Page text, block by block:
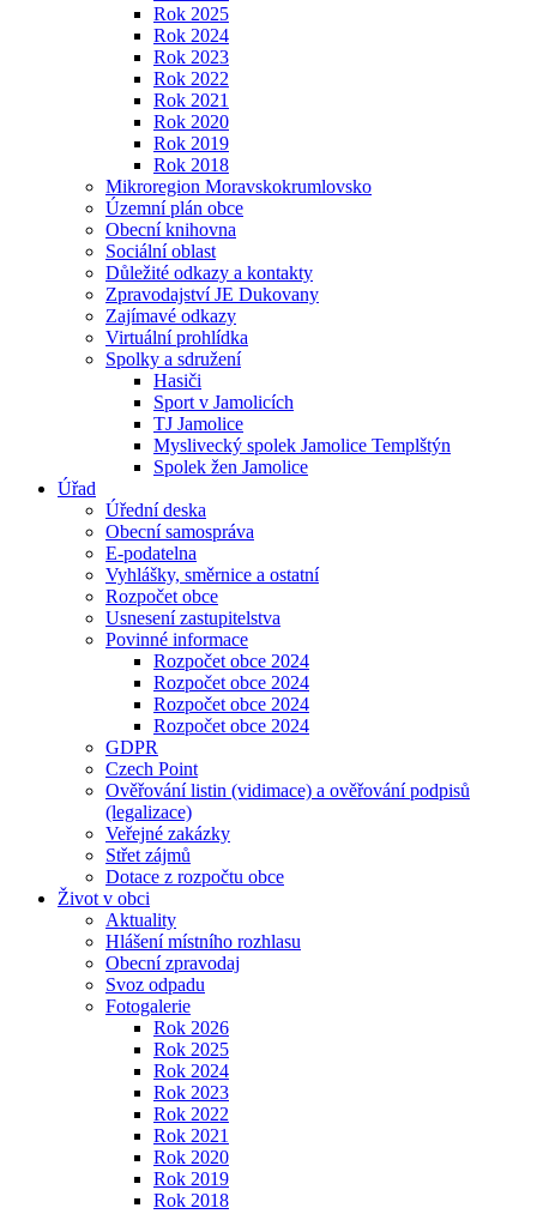
Rok 2025
Rok 2024
Rok 2023
Rok 2022
Rok 2021
Rok 2020
Rok 2019
Rok 2018
Mikroregion Moravskokrumlovsko
Územní plán obce
Obecní knihovna
Sociální oblast
Důležité odkazy a kontakty
Zpravodajství JE Dukovany
Zajímavé odkazy
Virtuální prohlídka
Spolky a sdružení
Hasiči
Sport v Jamolicích
TJ Jamolice
Myslivecký spolek Jamolice Templštýn
Spolek žen Jamolice
Úřad
Úřední deska
Obecní samospráva
E-podatelna
Vyhlášky, směrnice a ostatní
Rozpočet obce
Usnesení zastupitelstva
Povinné informace
Rozpočet obce 2024
Rozpočet obce 2024
Rozpočet obce 2024
Rozpočet obce 2024
GDPR
Czech Point
Ověřování listin (vidimace) a ověřování podpisů
(legalizace)
Veřejné zakázky
Střet zájmů
Dotace z rozpočtu obce
Život v obci
Aktuality
Hlášení místního rozhlasu
Obecní zpravodaj
Svoz odpadu
Fotogalerie
Rok 2026
Rok 2025
Rok 2024
Rok 2023
Rok 2022
Rok 2021
Rok 2020
Rok 2019
Rok 2018